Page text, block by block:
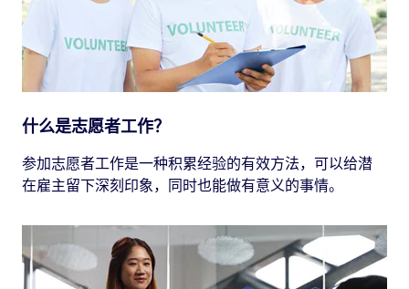
什么是志愿者工作？
参加志愿者工作是一种积累经验的有效方法，可以给潜
在雇主留下深刻印象，同时也能做有意义的事情。